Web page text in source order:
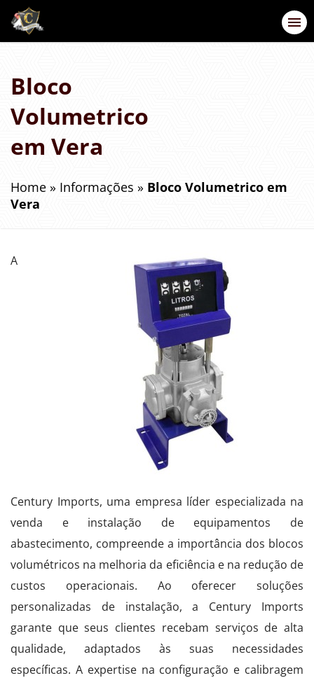
Bloco
Volumetrico
em Vera
Home » Informações » Bloco Volumetrico em
Vera
A
Century Imports, uma empresa líder especializada na
venda e instalação de equipamentos de
abastecimento, compreende a importância dos blocos
volumétricos na melhoria da eficiência e na redução de
custos operacionais. Ao oferecer soluções
personalizadas de instalação, a Century Imports
garante que seus clientes recebam serviços de alta
qualidade, adaptados às suas necessidades
específicas. A expertise na configuração e calibragem